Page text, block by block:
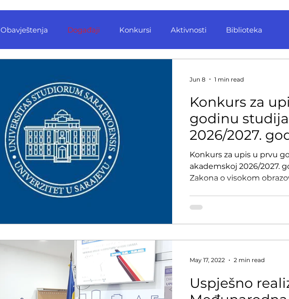
Obavještenja Događaji Konkursi Aktivnosti Biblioteka
Konkurs za
godinu
2026/2027.
Konkurs za upis u prvu
akademskoj 2026/2027.
Zakona o visokom
Univerziteta u Sarajevu
29.04.2026. godine,
27/03-34-25366-2/26 od
Jun 8 1 min read
Uspješno
May 17, 2022 2 min read